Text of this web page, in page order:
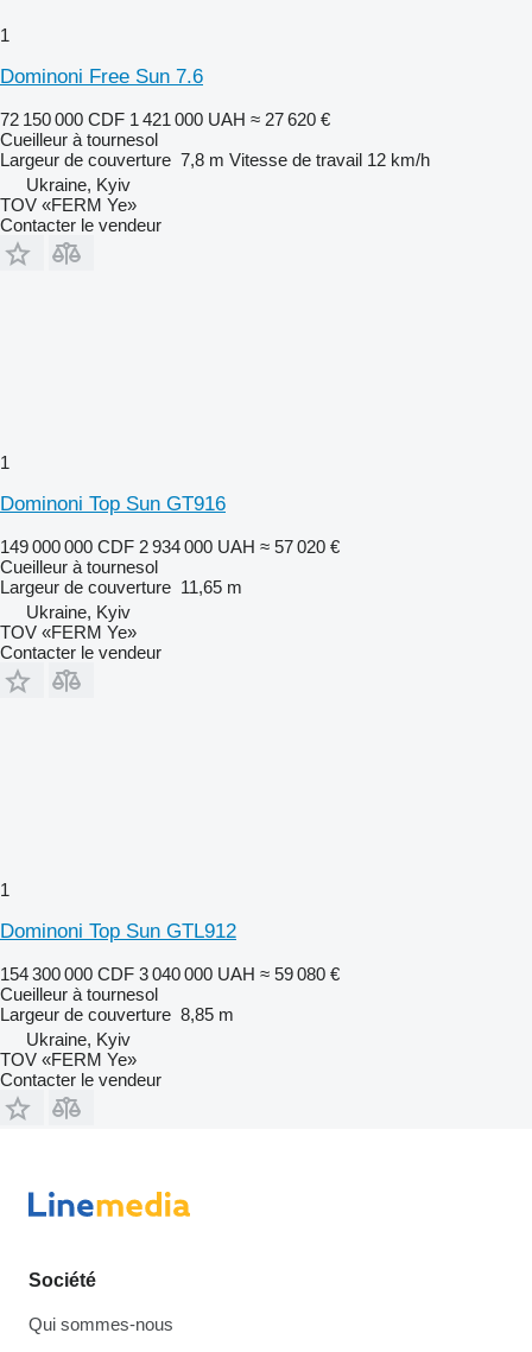
1
Dominoni Free Sun 7.6
72 150 000 CDF 1 421 000 UAH ≈ 27 620 €
Cueilleur à tournesol
Largeur de couverture 7,8 m Vitesse de travail 12 km/h
Ukraine, Kyiv
TOV «FERM Ye»
Contacter le vendeur
1
Dominoni Top Sun GT916
149 000 000 CDF 2 934 000 UAH ≈ 57 020 €
Cueilleur à tournesol
Largeur de couverture 11,65 m
Ukraine, Kyiv
TOV «FERM Ye»
Contacter le vendeur
1
Dominoni Top Sun GTL912
154 300 000 CDF 3 040 000 UAH ≈ 59 080 €
Cueilleur à tournesol
Largeur de couverture 8,85 m
Ukraine, Kyiv
TOV «FERM Ye»
Contacter le vendeur
Société
Qui sommes-nous